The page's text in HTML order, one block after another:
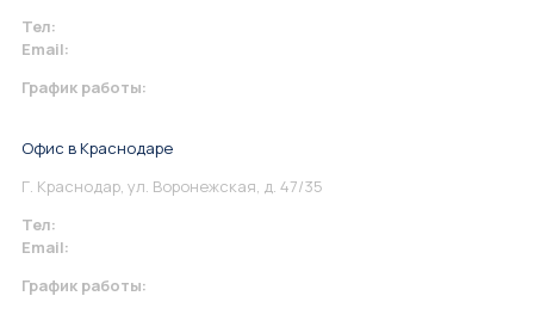
Тел:
Email:
График работы:
Офис в Краснодаре
Г. Краснодар, ул. Воронежская, д. 47/35
Тел:
Email:
График работы: